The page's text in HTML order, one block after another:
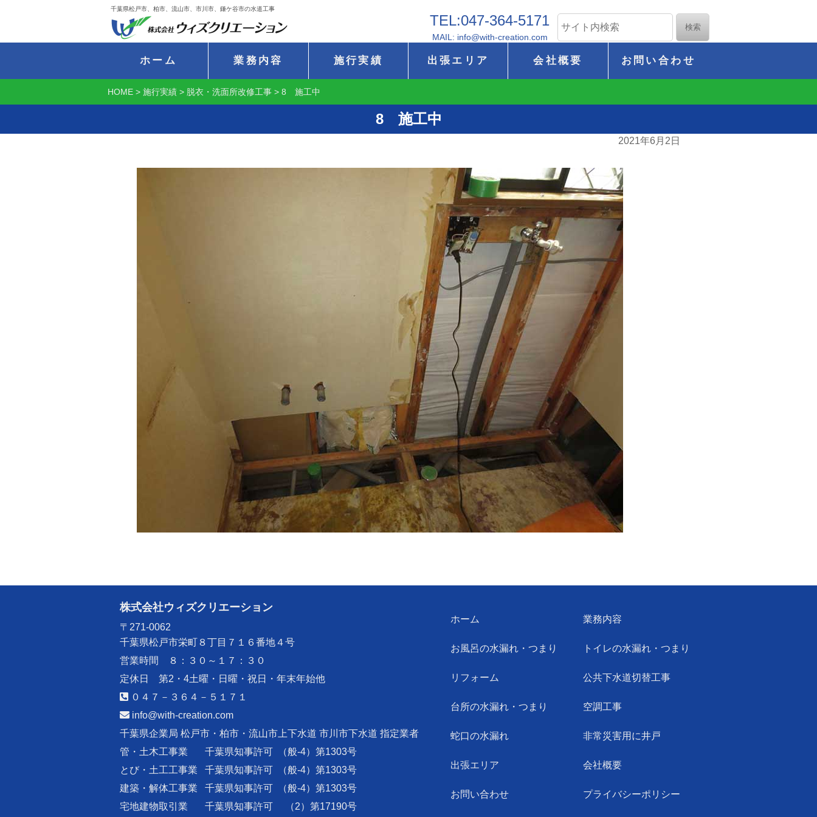
千葉県松戸市、柏市、流山市、市川市、鎌ケ谷市の水道工事
TEL:047-364-5171
MAIL: info@with-creation.com
ホーム 業務内容 施行実績 出張エリア 会社概要 お問い合わせ
HOME > 施行実績 > 脱衣・洗面所改修工事 > 8 施工中
8 施工中
2021年6月2日
株式会社ウィズクリエーション
〒271-0062
千葉県松戸市栄町８丁目７１６番地４号
営業時間 ８：３０～１７：３０
定休日 第2・4土曜・日曜・祝日・年末年始他
０４７－３６４－５１７１
info@with-creation.com
千葉県企業局 松戸市・柏市・流山市上下水道 市川市下水道 指定業者
管・土木工事業
千葉県知事許可
（般-4）第1303号
とび・土工工事業
千葉県知事許可
（般-4）第1303号
建築・解体工事業
千葉県知事許可
（般-4）第1303号
宅地建物取引業
千葉県知事許可 （2）第17190号
ホーム 業務内容
お風呂の水漏れ・つまり トイレの水漏れ・つまり
リフォーム 公共下水道切替工事
台所の水漏れ・つまり 空調工事
蛇口の水漏れ 非常災害用に井戸
出張エリア 会社概要
お問い合わせ プライバシーポリシー